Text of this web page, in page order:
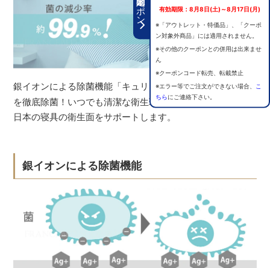
有効期限：8月8日(土)～8月17日(月)
※「アウトレット・特価品」、「クーポ
ン対象外商品」には適用されません。
※その他のクーポンとの併用は出来ませ
ん
※クーポンコード転売、転載禁止
※エラー等でご注文ができない場合、
こ
ちらにご連絡下さい。
銀イオンによる除菌機能「キュリエス・エージー®」で生地
を徹底除菌！いつでも清潔な衛生環境を保ち、高温多湿な
日本の寝具の衛生面をサポートします。
銀イオンによる除菌機能